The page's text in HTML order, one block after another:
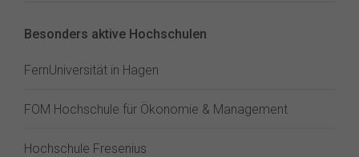
Besonders aktive Hochschulen
FernUniversität in Hagen
FOM Hochschule für Ökonomie & Management
Hochschule Fresenius